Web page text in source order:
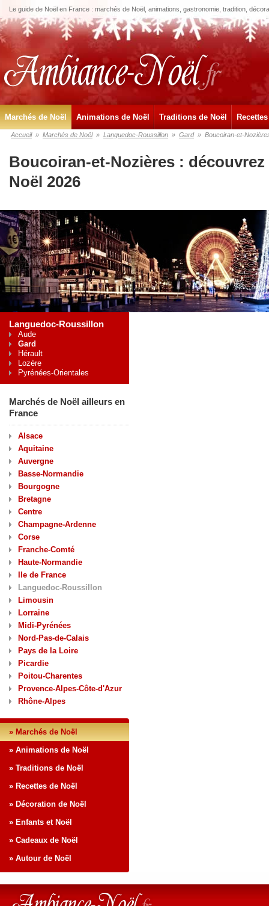
Le guide de Noël en France : marchés de Noël, animations, gastronomie, tradition,
Marchés de Noël Animations de Noël Traditions de Noël
Accueil » Marchés de Noël » Languedoc-Roussillon » Gard » Boucoiran-et-
Boucoiran-et-Nozières :
Noël 2026
Languedoc-Roussillon
Aude
Gard
Hérault
Lozère
Pyrénées-Orientales
Marchés de Noël ailleurs en
France
Alsace
Aquitaine
Auvergne
Basse-Normandie
Bourgogne
Bretagne
Centre
Champagne-Ardenne
Corse
Franche-Comté
Haute-Normandie
Ile de France
Languedoc-Roussillon
Limousin
Lorraine
Midi-Pyrénées
Nord-Pas-de-Calais
Pays de la Loire
Picardie
Poitou-Charentes
Provence-Alpes-Côte-d'Azur
Rhône-Alpes
» Marchés de Noël
» Animations de Noël
» Traditions de Noël
» Recettes de Noël
» Décoration de Noël
» Enfants et Noël
» Cadeaux de Noël
» Autour de Noël